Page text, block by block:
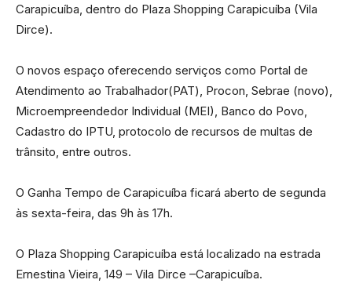
Carapicuíba, dentro do Plaza Shopping Carapicuíba (Vila
Dirce).
O novos espaço oferecendo serviços como Portal de
Atendimento ao Trabalhador(PAT), Procon, Sebrae (novo),
Microempreendedor Individual (MEI), Banco do Povo,
Cadastro do IPTU, protocolo de recursos de multas de
trânsito, entre outros.
O Ganha Tempo de Carapicuíba ficará aberto de segunda
às sexta-feira, das 9h às 17h.
O Plaza Shopping Carapicuíba está localizado na estrada
Ernestina Vieira, 149 – Vila Dirce –Carapicuíba.